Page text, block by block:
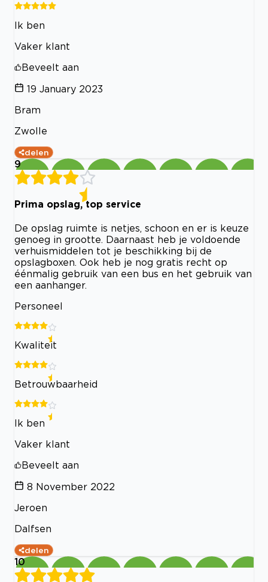
Ik ben
Vaker klant
Beveelt aan
19 January 2023
Bram
Zwolle
delen
9
Prima opslag, top service
De opslag ruimte is netjes, schoon en er is keuze
genoeg in grootte. Daarnaast heb je voldoende
verhuismiddelen tot je beschikking bij de
opslagboxen. Ook heb je nog gratis recht op
éénmalig gebruik van een bus en het gebruik van
een aanhanger.
Personeel
Kwaliteit
Betrouwbaarheid
Ik ben
Vaker klant
Beveelt aan
8 November 2022
Jeroen
Dalfsen
delen
10